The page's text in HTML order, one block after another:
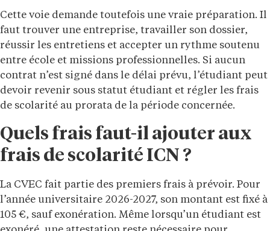
Cette voie demande toutefois une vraie préparation. Il
faut trouver une entreprise, travailler son dossier,
réussir les entretiens et accepter un rythme soutenu
entre école et missions professionnelles. Si aucun
contrat n’est signé dans le délai prévu, l’étudiant peut
devoir revenir sous statut étudiant et régler les frais
de scolarité au prorata de la période concernée.
Quels frais faut-il ajouter aux
frais de scolarité ICN ?
La CVEC fait partie des premiers frais à prévoir. Pour
l’année universitaire 2026-2027, son montant est fixé à
105 €, sauf exonération. Même lorsqu’un étudiant est